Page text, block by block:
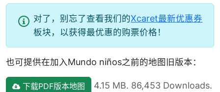
对了，别忘了查看我们的Xcaret最新优惠券
板块，以获得最优惠的购票价格！
也可提供在加入Mundo niños之前的地图旧版本：
下载PDF版本地图 4.15 MB. 86,453 Downloads.